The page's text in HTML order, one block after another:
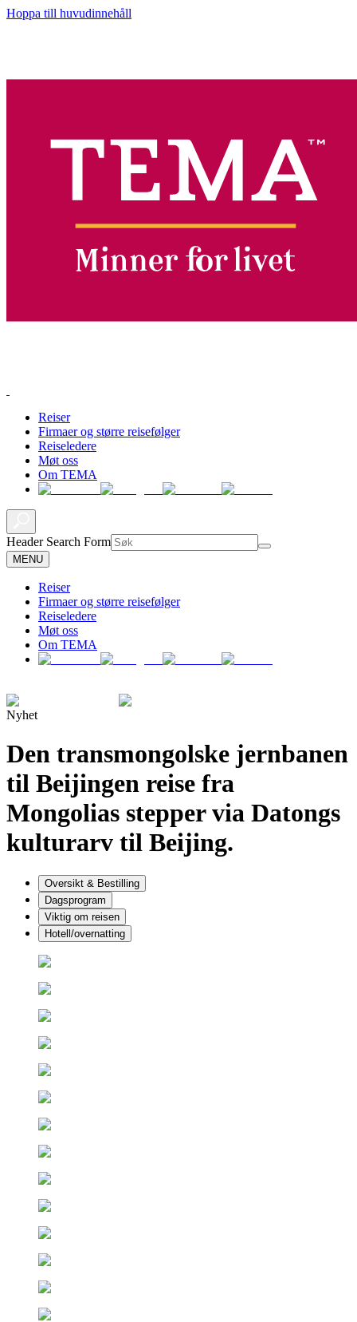
Hoppa till huvudinnehåll
Reiser
Firmaer og større reisefølger
Reiseledere
Møt oss
Om TEMA
Header Search Form
MENU
Reiser
Firmaer og større reisefølger
Reiseledere
Møt oss
Om TEMA
Nyhet
Den transmongolske jernbanen
til Beijingen reise fra
Mongolias stepper via Datongs
kulturarv til Beijing.
Oversikt & Bestilling
Dagsprogram
Viktig om reisen
Hotell/overnatting